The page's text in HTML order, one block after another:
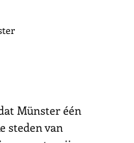
Münster één
steden van